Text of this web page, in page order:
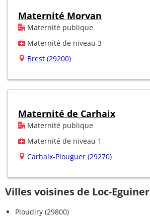
Maternité Morvan
Maternité publique
Maternité de niveau 3
Brest (29200)
Maternité de Carhaix
Maternité publique
Maternité de niveau 1
Carhaix-Plouguer (29270)
Villes voisines de Loc-Eguiner
Ploudiry (29800)